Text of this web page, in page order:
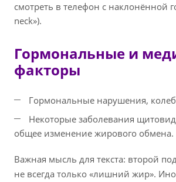
смотреть в телефон с наклонённой
neck»).
Гормональные и
факторы
Гормональные нарушения,
Некоторые заболевания
общее изменение жирового обмена.
Важная мысль для текста: второй
не всегда только «лишний жир».